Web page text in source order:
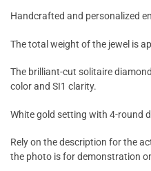
Handcrafted and personalized
The total weight of the jewel is
The brilliant-cut solitaire
color and SI1 clarity.
White gold setting with 4-round
Rely on the description for the
the photo is for demonstration